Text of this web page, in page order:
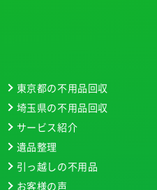
東京都の不用品回収
埼玉県の不用品回収
サービス紹介
遺品整理
引っ越しの不用品
お客様の声